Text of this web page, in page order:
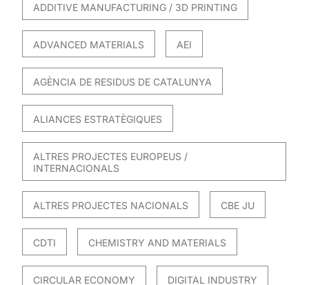
ADDITIVE MANUFACTURING / 3D PRINTING
ADVANCED MATERIALS AEI
AGÈNCIA DE RESIDUS DE CATALUNYA
ALIANCES ESTRATÈGIQUES
ALTRES PROJECTES EUROPEUS /
INTERNACIONALS
ALTRES PROJECTES NACIONALS CBE JU
CDTI CHEMISTRY AND MATERIALS
CIRCULAR ECONOMY DIGITAL INDUSTRY